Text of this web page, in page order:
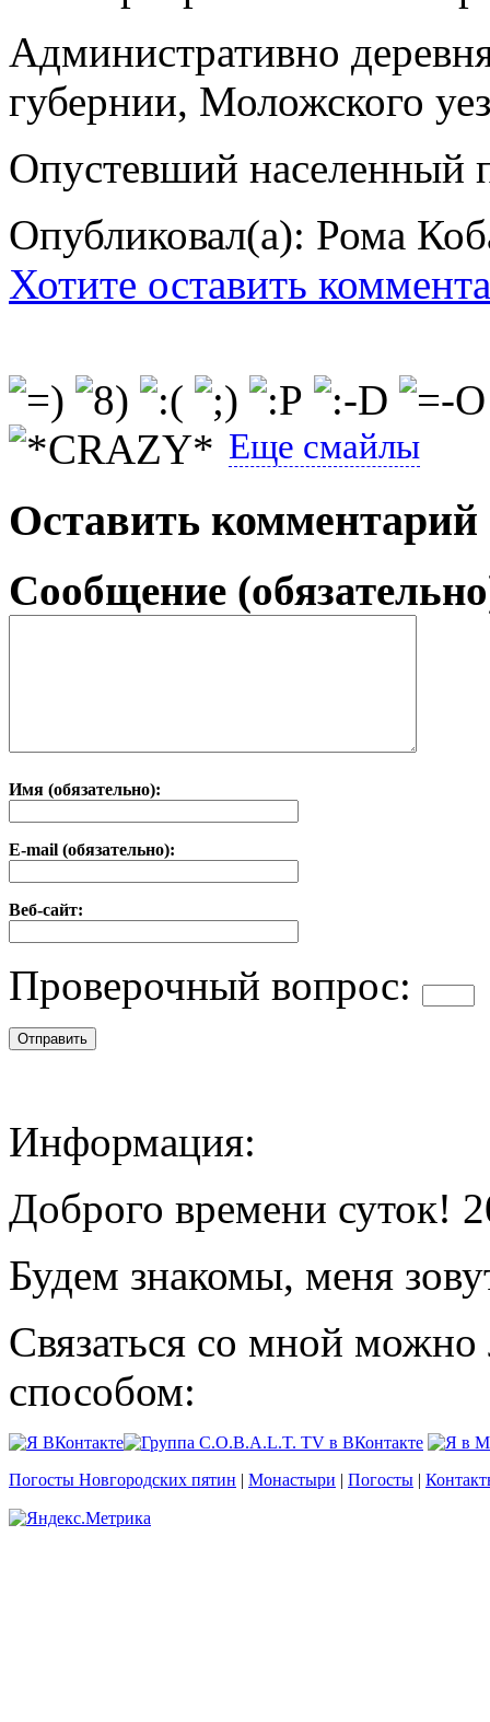
Административно
губернии, Моложского
Опустевший населенный
Опубликовал(а): Рома
Хотите оставить
Еще смайлы
Оставить комментарий
Сообщение
Имя (обязательно):
E-mail (обязательно):
Веб-сайт:
Проверочный вопрос:
Информация:
Доброго времени суток!
Будем знакомы, меня
Связаться со мной
способом:
Погосты Новгородских пятин | Монастыри | Погосты |